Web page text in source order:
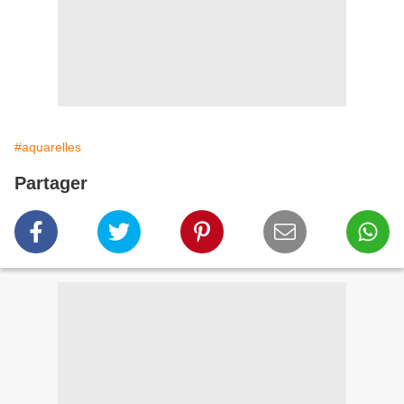
#aquarelles
Partager